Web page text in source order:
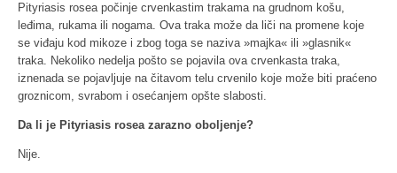
Pityriasis rosea počinje crvenkastim trakama na grudnom košu,
leđima, rukama ili nogama. Ova traka može da liči na promene koje
se viđaju kod mikoze i zbog toga se naziva »majka« ili »glasnik«
traka. Nekoliko nedelja pošto se pojavila ova crvenkasta traka,
iznenada se pojavljuje na čitavom telu crvenilo koje može biti praćeno
groznicom, svrabom i osećanjem opšte slabosti.
Da li je Pityriasis rosea zarazno oboljenje?
Nije.